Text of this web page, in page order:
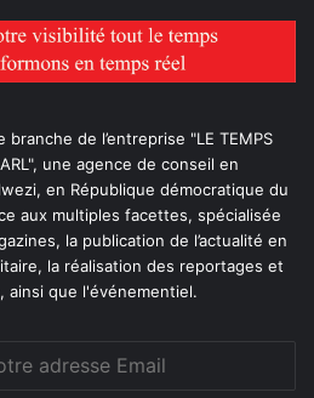
de l’entreprise "LE TEMPS
une agence de conseil en
en République démocratique du
aux multiples facettes, spécialisée
la publication de l’actualité en
la réalisation des reportages et
ainsi que l'événementiel.